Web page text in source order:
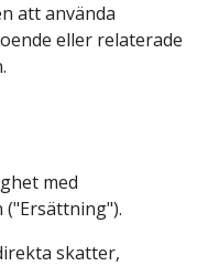
att använda
eller relaterade
med
skatter,